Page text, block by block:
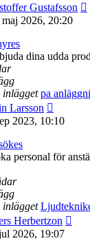
Gustafsson
2026, 20:20
dina udda
inlägget pa
Larsson
till
inlägget
2023, 10:10
personal för
inlägget
Herbertzon
2026, 19:07